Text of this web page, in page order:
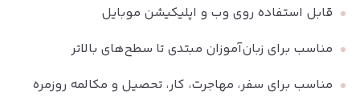
قابل استفاده روی وب و اپلیکیشن موبایل
مناسب برای زبان‌آموزان مبتدی تا سطح‌های بالاتر
مناسب برای سفر، مهاجرت، کار، تحصیل و مکالمه روزمره